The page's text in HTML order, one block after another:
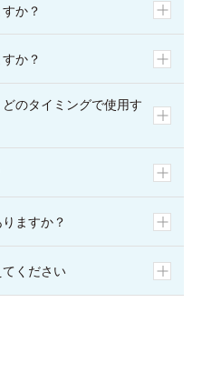
か？
か？
のタイミングで使用す
ますか？
ください